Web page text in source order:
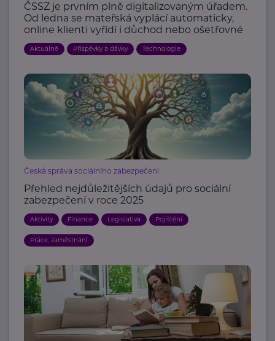
ČSSZ je prvním plně digitalizovaným úřadem.
Od ledna se mateřská vyplácí automaticky,
online klienti vyřídí i důchod nebo ošetřovné
Aktuálně Příspěvky a dávky Technologie
Česká správa sociálního zabezpečení
Přehled nejdůležitějších údajů pro sociální
zabezpečení v roce 2025
Aktivity Finance Legislativa Pojištění
Práce, zaměstnání